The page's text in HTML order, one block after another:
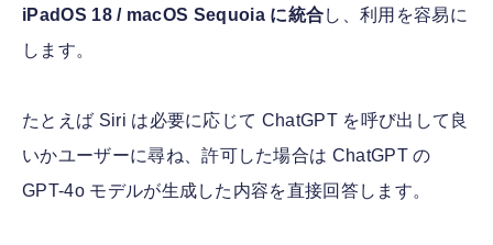
iPadOS 18 / macOS Sequoia に統合し、利用を容易に
します。
たとえば Siri は必要に応じて ChatGPT を呼び出して良
いかユーザーに尋ね、許可した場合は ChatGPT の
GPT-4o モデルが生成した内容を直接回答します。